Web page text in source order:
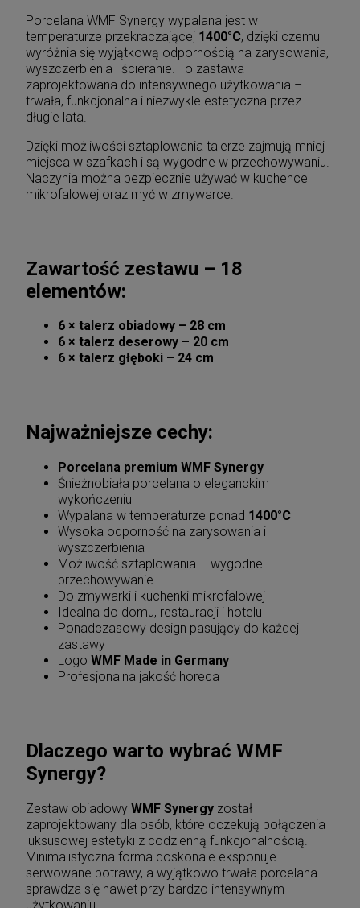
Porcelana WMF Synergy wypalana jest w
temperaturze przekraczającej 1400°C, dzięki czemu
wyróżnia się wyjątkową odpornością na zarysowania,
wyszczerbienia i ścieranie. To zastawa
zaprojektowana do intensywnego użytkowania –
trwała, funkcjonalna i niezwykle estetyczna przez
długie lata.
Dzięki możliwości sztaplowania talerze zajmują mniej
miejsca w szafkach i są wygodne w przechowywaniu.
Naczynia można bezpiecznie używać w kuchence
mikrofalowej oraz myć w zmywarce.
Zawartość zestawu – 18
elementów:
6 × talerz obiadowy – 28 cm
6 × talerz deserowy – 20 cm
6 × talerz głęboki – 24 cm
Najważniejsze cechy:
Porcelana premium WMF Synergy
Śnieżnobiała porcelana o eleganckim
wykończeniu
Wypalana w temperaturze ponad 1400°C
Wysoka odporność na zarysowania i
wyszczerbienia
Możliwość sztaplowania – wygodne
przechowywanie
Do zmywarki i kuchenki mikrofalowej
Idealna do domu, restauracji i hotelu
Ponadczasowy design pasujący do każdej
zastawy
Logo WMF Made in Germany
Profesjonalna jakość horeca
Dlaczego warto wybrać WMF
Synergy?
Zestaw obiadowy WMF Synergy został
zaprojektowany dla osób, które oczekują połączenia
luksusowej estetyki z codzienną funkcjonalnością.
Minimalistyczna forma doskonale eksponuje
serwowane potrawy, a wyjątkowo trwała porcelana
sprawdza się nawet przy bardzo intensywnym